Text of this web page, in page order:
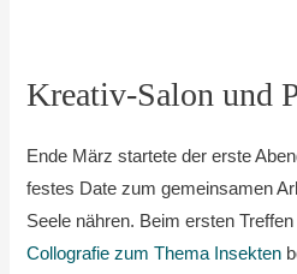
Kreativ-Salon und
Ende März startete der erste
festes Date zum gemeinsamen
Seele nähren. Beim ersten
Collografie zum Thema Insekten